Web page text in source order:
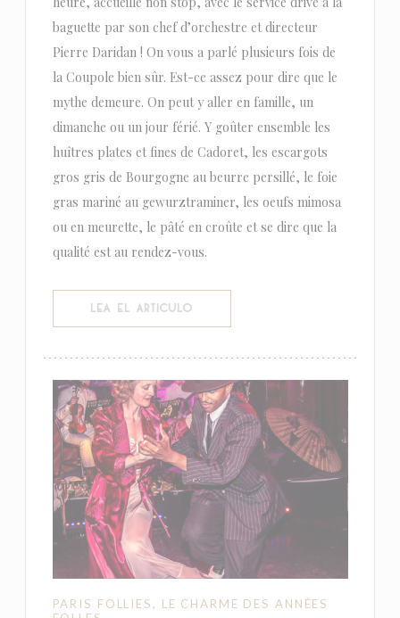
baguette par son chef d’orchestre et directeur
Pierre Daridan ! On vous a parlé plusieurs fois de
la Coupole bien sûr. Est-ce assez pour dire que le
mythe demeure. On peut y aller en famille, un
dimanche ou un jour férié. Y goûter ensemble les
huîtres plates et fines de Cadoret, les escargots
gros gris de Bourgogne au beurre persillé, le foie
gras mariné au gewurztraminer, les oeufs mimosa
ou en meurette, le pâté en croûte et se dire que la
qualité est au rendez-vous.
LEA EL ARTICULO
PARIS FOLLIES, LE CHARME DES ANNÉES